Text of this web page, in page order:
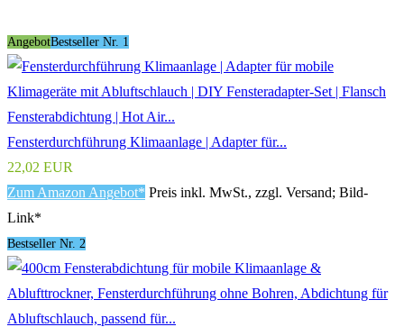
AngebotBestseller Nr. 1
Fensterdurchführung Klimaanlage | Adapter für...
22,02 EUR
Zum Amazon Angebot* Preis inkl. MwSt., zzgl. Versand; Bild-
Link*
Bestseller Nr. 2